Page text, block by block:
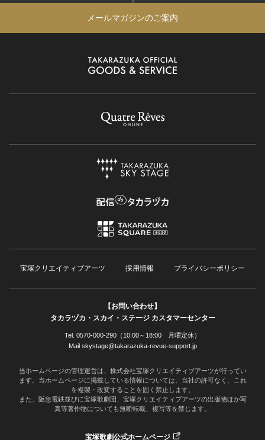
メールマガジンのご案内
宝塚クリエイティブアーツ 採用情報 プライバシーポリシー
【お問い合わせ】
タカラヅカ・スカイ・ステージ カスタマーセンター
Tel. 0570-000-290（10:00～18:00 月曜定休）
Mail skystage@takarazuka-revue-support.jp
当ホームページの管理運営は、株式会社宝塚クリエイティブアーツが行ってい
ます。当ホームページに掲載している情報については、当社の許可なく、これ
を複製・改変することを固く禁止します。
また、阪急電鉄並びに宝塚歌劇団、宝塚クリエイティブアーツの出版物ほか写
真等著作物についても無断転載、複写等を禁じます。
宝塚歌劇公式ホームページ